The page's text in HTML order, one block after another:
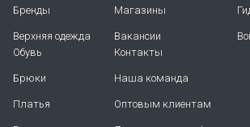
Бренды
Верхняя одежда
Обувь
Брюки
Платья
Магазины
Вакансии
Контакты
Наша команда
Оптовым клиентам